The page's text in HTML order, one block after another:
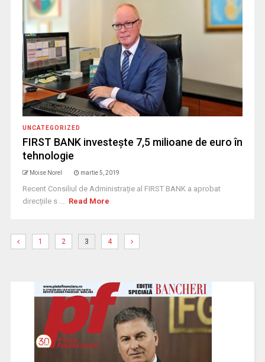
UNCATEGORIZED
FIRST BANK investește 7,5 milioane de euro în
tehnologie
Moise Norel martie 5, 2019
Recent Consiliul de Administrație al FIRST BANK a aprobat
direcțiile s ... Read More
1 2 3 4